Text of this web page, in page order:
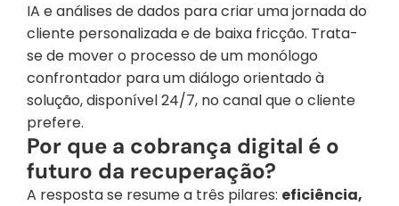
IA e análises de dados para criar uma jornada do
cliente personalizada e de baixa fricção. Trata-
se de mover o processo de um monólogo
confrontador para um diálogo orientado à
solução, disponível 24/7, no canal que o cliente
prefere.
Por que a cobrança digital é o
futuro da recuperação?
A resposta se resume a três pilares: eficiência,